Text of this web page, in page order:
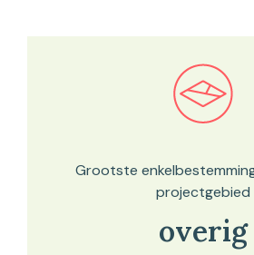
Bekijk in onze
Grootste
projectgebied
overig